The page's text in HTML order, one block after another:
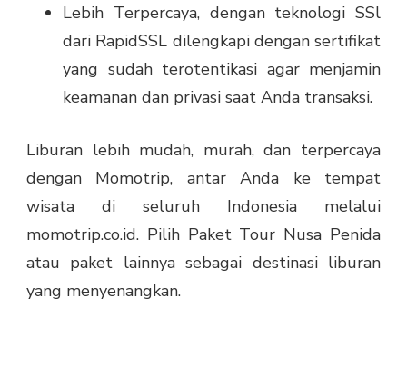
Lebih Terpercaya, dengan teknologi SSl
dari RapidSSL dilengkapi dengan sertifikat
yang sudah terotentikasi agar menjamin
keamanan dan privasi saat Anda transaksi.
Liburan lebih mudah, murah, dan terpercaya
dengan Momotrip, antar Anda ke tempat
wisata di seluruh Indonesia melalui
momotrip.co.id. Pilih Paket Tour Nusa Penida
atau paket lainnya sebagai destinasi liburan
yang menyenangkan.